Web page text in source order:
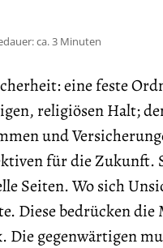
ca. 3 Minuten
eine feste
religiösen Halt;
und
für die
Seiten. Wo sich
Diese bedrücken die
Die gegenwärtigen